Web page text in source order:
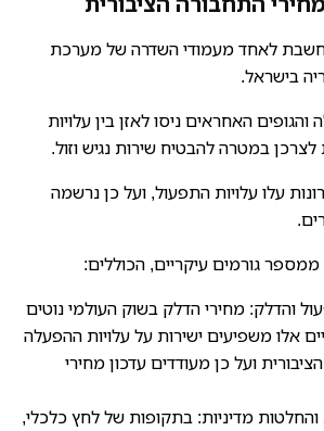
לאחד מעמודי השדרה של מערכת
בישראל.
האחראים ניסו לאזן בין עלויות
במטרה להבטיח שירות נגיש וזול.
עלו עלויות התפעול, ועל כן נרשמה
ממספר גורמים עיקריים, הכוללים:
והדלק: מחירי הדלק בשוק העולמי נוטים
אלו משפיעים ישירות על עלויות ההפעלה
ועל כן מעודדים עדכון מחירי
והחלטות מדיניות: בתקופות של לחץ כלכלי,